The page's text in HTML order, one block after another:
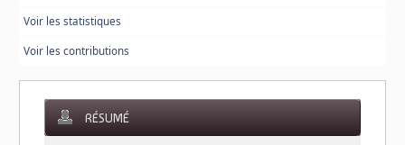
Voir les statistiques
Voir les contributions
RÉSUMÉ